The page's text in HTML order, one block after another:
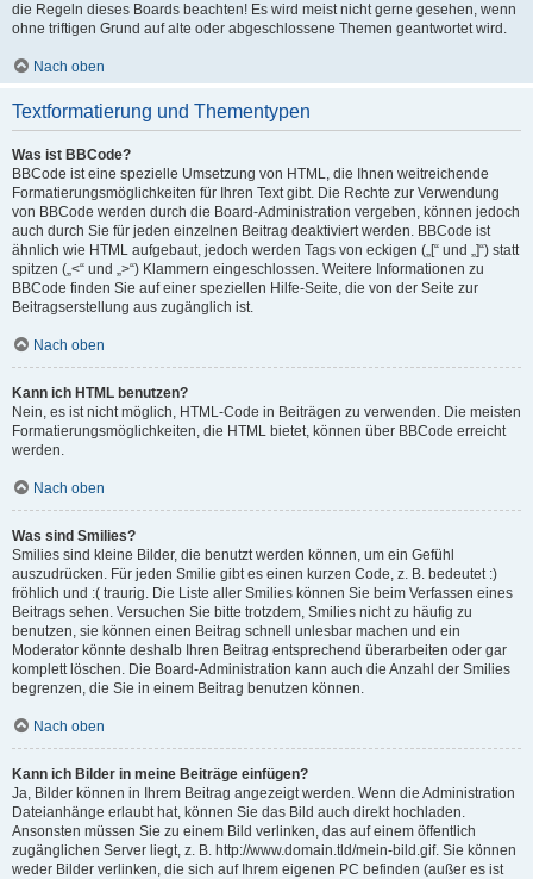
die Regeln dieses Boards beachten! Es wird meist nicht gerne gesehen, wenn
ohne triftigen Grund auf alte oder abgeschlossene Themen geantwortet wird.
Nach oben
Textformatierung und Thementypen
Was ist BBCode?
BBCode ist eine spezielle Umsetzung von HTML, die Ihnen weitreichende
Formatierungsmöglichkeiten für Ihren Text gibt. Die Rechte zur Verwendung
von BBCode werden durch die Board-Administration vergeben, können jedoch
auch durch Sie für jeden einzelnen Beitrag deaktiviert werden. BBCode ist
ähnlich wie HTML aufgebaut, jedoch werden Tags von eckigen („[“ und „]“) statt
spitzen („<“ und „>“) Klammern eingeschlossen. Weitere Informationen zu
BBCode finden Sie auf einer speziellen Hilfe-Seite, die von der Seite zur
Beitragserstellung aus zugänglich ist.
Nach oben
Kann ich HTML benutzen?
Nein, es ist nicht möglich, HTML-Code in Beiträgen zu verwenden. Die meisten
Formatierungsmöglichkeiten, die HTML bietet, können über BBCode erreicht
werden.
Nach oben
Was sind Smilies?
Smilies sind kleine Bilder, die benutzt werden können, um ein Gefühl
auszudrücken. Für jeden Smilie gibt es einen kurzen Code, z. B. bedeutet :)
fröhlich und :( traurig. Die Liste aller Smilies können Sie beim Verfassen eines
Beitrags sehen. Versuchen Sie bitte trotzdem, Smilies nicht zu häufig zu
benutzen, sie können einen Beitrag schnell unlesbar machen und ein
Moderator könnte deshalb Ihren Beitrag entsprechend überarbeiten oder gar
komplett löschen. Die Board-Administration kann auch die Anzahl der Smilies
begrenzen, die Sie in einem Beitrag benutzen können.
Nach oben
Kann ich Bilder in meine Beiträge einfügen?
Ja, Bilder können in Ihrem Beitrag angezeigt werden. Wenn die Administration
Dateianhänge erlaubt hat, können Sie das Bild auch direkt hochladen.
Ansonsten müssen Sie zu einem Bild verlinken, das auf einem öffentlich
zugänglichen Server liegt, z. B. http://www.domain.tld/mein-bild.gif. Sie können
weder Bilder verlinken, die sich auf Ihrem eigenen PC befinden (außer es ist